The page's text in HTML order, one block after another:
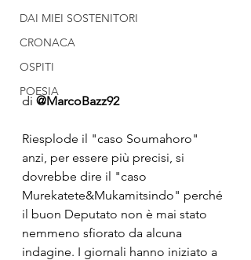
DAI MIEI SOSTENITORI
CRONACA
OSPITI
POESIA
di @MarcoBazz92
Riesplode il "caso Soumahoro"
anzi, per essere più precisi, si
dovrebbe dire il "caso
Murekatete&Mukamitsindo" perché
il buon Deputato non è mai stato
nemmeno sfiorato da alcuna
indagine. I giornali hanno iniziato a